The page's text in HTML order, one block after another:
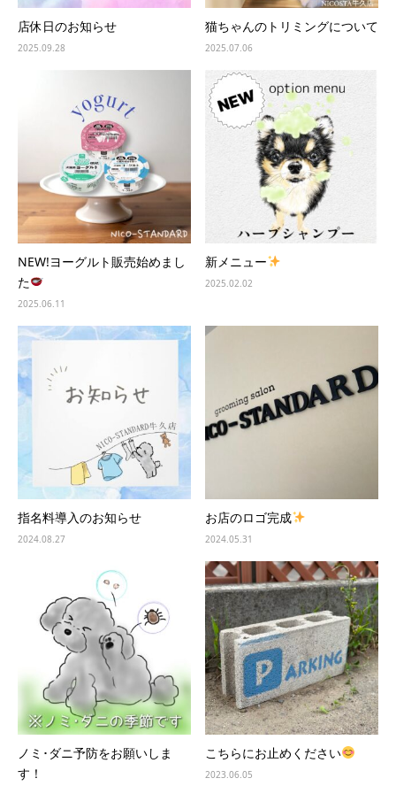
店休日のお知らせ
2025.09.28
猫ちゃんのトリミングについて
2025.07.06
NEW!ヨーグルト販売始めまし
た
2025.06.11
新メニュー
2025.02.02
指名料導入のお知らせ
2024.08.27
お店のロゴ完成
2024.05.31
ノミ･ダニ予防をお願いしま
す！
こちらにお止めください
2023.06.05